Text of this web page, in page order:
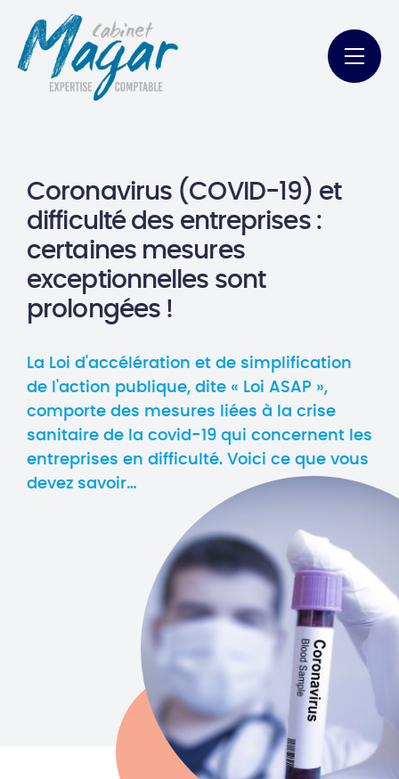
Coronavirus (COVID-19) et
difficulté des entreprises :
certaines mesures
exceptionnelles sont
prolongées !
La Loi d'accélération et de simplification
de l'action publique, dite « Loi ASAP »,
comporte des mesures liées à la crise
sanitaire de la covid-19 qui concernent les
entreprises en difficulté. Voici ce que vous
devez savoir…